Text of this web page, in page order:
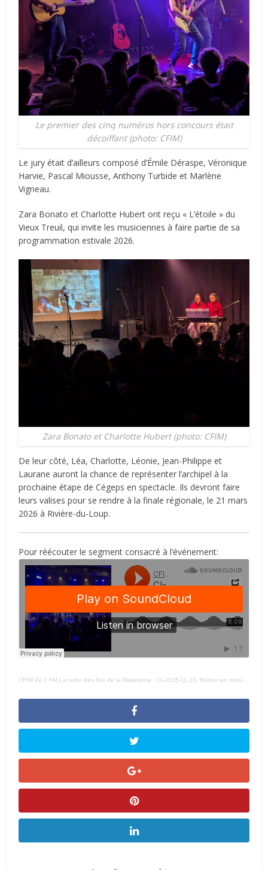
Le premier des cinq numéros hors concours était
décoiffant (photo: CFIM)
Le jury était d’ailleurs composé d’Émile Déraspe, Véronique
Harvie, Pascal Miousse, Anthony Turbide et Marlène
Vigneau.
Zara Bonato et Charlotte Hubert ont reçu « L’étoile » du
Vieux Treuil, qui invite les musiciennes à faire partie de sa
programmation estivale 2026.
Zara Bonato et Charlotte Hubert (photo: CFIM)
De leur côté, Léa, Charlotte, Léonie, Jean-Philippe et
Laurane auront la chance de représenter l’archipel à la
prochaine étape de Cégeps en spectacle. Ils devront faire
leurs valises pour se rendre à la finale régionale, le 21 mars
2026 à Rivière-du-Loup.
Pour réécouter le segment consacré à l’événement:
CFIM 92,7 FM La radio des Iles de la Madeleine · CI-2025-11-21- Retour en musique sur la finale locale de Cégeps en spectacle